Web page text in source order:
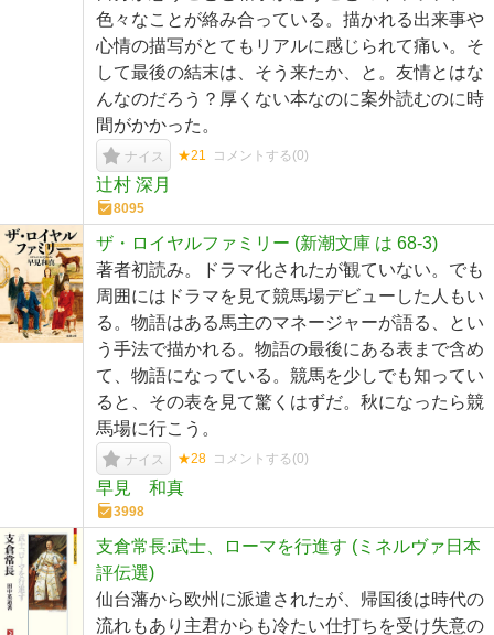
色々なことが絡み合っている。描かれる出来事や
心情の描写がとてもリアルに感じられて痛い。そ
して最後の結末は、そう来たか、と。友情とはな
んなのだろう？厚くない本なのに案外読むのに時
間がかかった。
ナイス ★21 コメントする(0)
辻村 深月
8095
ザ・ロイヤルファミリー (新潮文庫 は 68-3)
著者初読み。ドラマ化されたが観ていない。でも
周囲にはドラマを見て競馬場デビューした人もい
る。物語はある馬主のマネージャーが語る、とい
う手法で描かれる。物語の最後にある表まで含め
て、物語になっている。競馬を少しでも知ってい
ると、その表を見て驚くはずだ。秋になったら競
馬場に行こう。
ナイス ★28 コメントする(0)
早見 和真
3998
支倉常長:武士、ローマを行進す (ミネルヴァ日本
評伝選)
仙台藩から欧州に派遣されたが、帰国後は時代の
流れもあり主君からも冷たい仕打ちを受け失意の